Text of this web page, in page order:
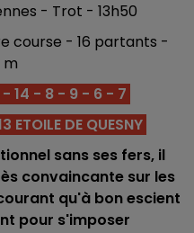
- Trot - 13h50
course - 16 partants -
m
- 14 - 8 - 9 - 6 - 7
DE QUESNY
sans ses fers, il
convaincante sur les
qu'à bon escient
pour s'imposer